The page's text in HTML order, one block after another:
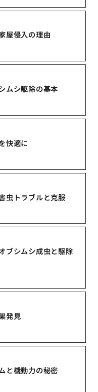
屋侵入の理由
ムシ駆除の基本
快適に
虫トラブルと克服
ブシムシ成虫と駆除
発見
と機動力の秘密